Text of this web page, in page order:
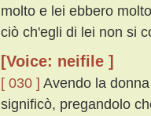
molto e lei ebbero
ciò ch'egli di lei non si
[Voice: neifile ]
[ 030 ] Avendo la
significò, pregandolo